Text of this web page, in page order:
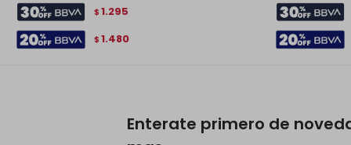
$ 1.295
$ 1.480
Enterate primero de